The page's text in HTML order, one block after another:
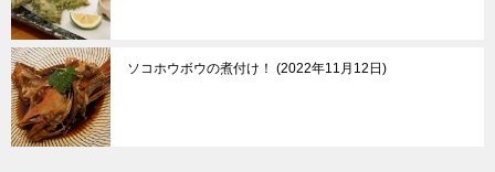
ソコホウボウの煮付け！ 2022年11月12日